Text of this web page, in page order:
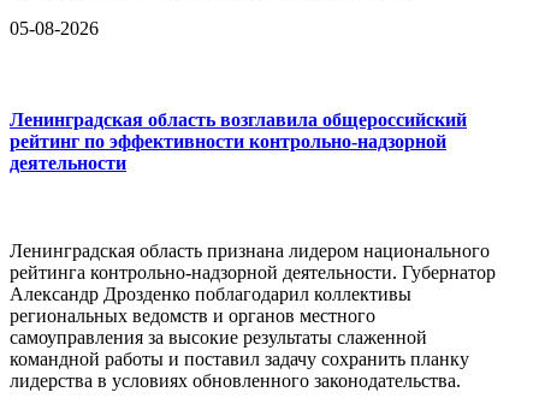
05-08-2026
Ленинградская область возглавила общероссийский
рейтинг по эффективности контрольно-надзорной
деятельности
Ленинградская область признана лидером национального
рейтинга контрольно-надзорной деятельности. Губернатор
Александр Дрозденко поблагодарил коллективы
региональных ведомств и органов местного
самоуправления за высокие результаты слаженной
командной работы и поставил задачу сохранить планку
лидерства в условиях обновленного законодательства.